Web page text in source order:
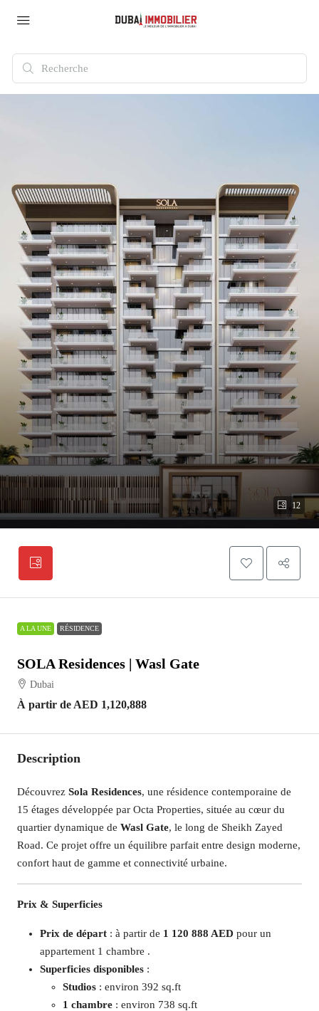
12
A LA UNE RÉSIDENCE
SOLA Residences | Wasl Gate
Dubai
À partir de AED 1,120,888
Description
Découvrez Sola Residences, une résidence contemporaine de
15 étages développée par Octa Properties, située au cœur du
quartier dynamique de Wasl Gate, le long de Sheikh Zayed
Road. Ce projet offre un équilibre parfait entre design moderne,
confort haut de gamme et connectivité urbaine.​
Prix & Superficies
Prix de départ : à partir de 1 120 888 AED pour un
appartement 1 chambre .​
Superficies disponibles :
Studios : environ 392 sq.ft​
1 chambre : environ 738 sq.ft